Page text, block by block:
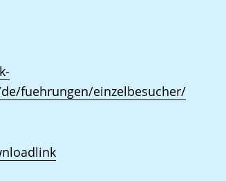
fuehrungen/einzelbesucher/